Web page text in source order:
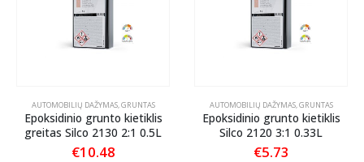
AUTOMOBILIŲ DAŽYMAS,GRUNTAS
Epoksidinio grunto kietiklis
greitas Silco 2130 2:1 0.5L
€10.48
AUTOMOBILIŲ DAŽYMAS,GRUNTAS
Epoksidinio grunto kietiklis
Silco 2120 3:1 0.33L
€5.73